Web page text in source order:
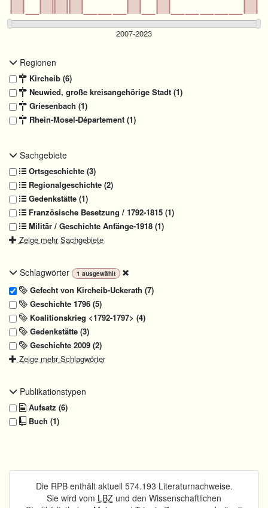
Regionen
Kircheib (6)
Neuwied, große kreisangehörige Stadt (1)
Griesenbach (1)
Rhein-Mosel-Département (1)
Sachgebiete
Ortsgeschichte (3)
Regionalgeschichte (2)
Gedenkstätte (1)
Französische Besetzung / 1792-1815 (1)
Militär / Geschichte Anfänge-1918 (1)
Zeige mehr Sachgebiete
Schlagwörter 1 ausgewählt
Gefecht von Kircheib-Uckerath (7)
Geschichte 1796 (5)
Koalitionskrieg <1792-1797> (4)
Gedenkstätte (3)
Geschichte 2009 (2)
Zeige mehr Schlagwörter
Publikationstypen
Aufsatz (6)
Buch (1)
Die RPB enthält aktuell 574.193 Literaturnachweise.
Sie wird vom LBZ und den Wissenschaftlichen